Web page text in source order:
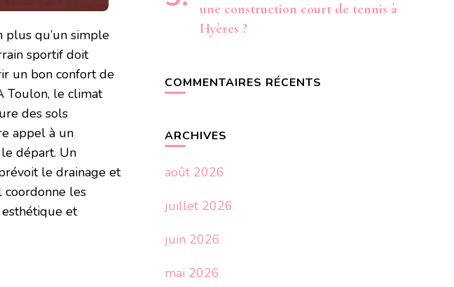
plus qu’un simple
sportif doit
un bon confort de
Toulon, le climat
des sols
appel à un
départ. Un
le drainage et
coordonne les
et
une construction court de tennis à
Hyères ?
COMMENTAIRES RÉCENTS
ARCHIVES
août 2026
juillet 2026
juin 2026
mai 2026